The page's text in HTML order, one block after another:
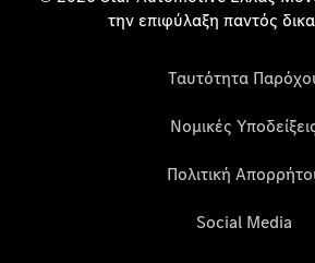
την επιφύλαξη παντός
Ταυτότητα
Νομικές
Πολιτική
Social Media